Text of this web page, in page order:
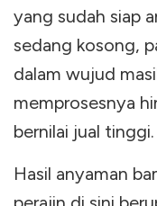
yang sudah siap
sedang kosong,
dalam wujud
memprosesnya
bernilai jual tinggi.
Hasil anyaman